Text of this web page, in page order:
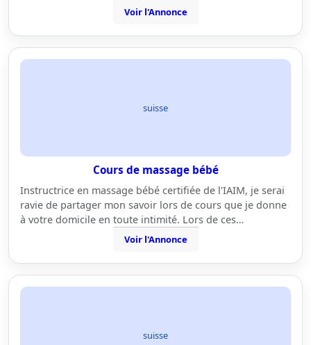
Voir l'Annonce
suisse
Cours de massage bébé
Instructrice en massage bébé certifiée de l'IAIM, je serai
ravie de partager mon savoir lors de cours que je donne
à votre domicile en toute intimité. Lors de ces…
Voir l'Annonce
suisse